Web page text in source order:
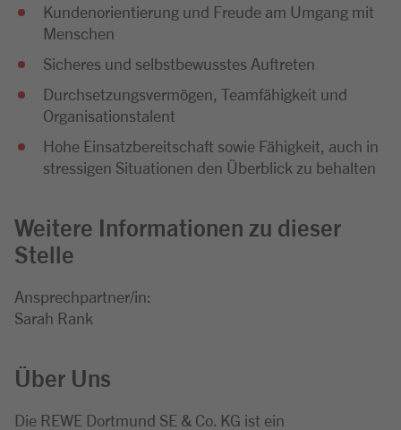
Kundenorientierung und Freude am Umgang mit
Menschen
Sicheres und selbstbewusstes Auftreten
Durchsetzungsvermögen, Teamfähigkeit und
Organisationstalent
Hohe Einsatzbereitschaft sowie Fähigkeit, auch in
stressigen Situationen den Überblick zu behalten
Weitere Informationen zu dieser
Stelle
Ansprechpartner/in:
Sarah Rank
Über Uns
Die REWE Dortmund SE & Co. KG ist ein